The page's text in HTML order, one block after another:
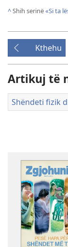
^Shih serinë«Si ta
Kthehu
Artikuj të
Shëndeti fizik